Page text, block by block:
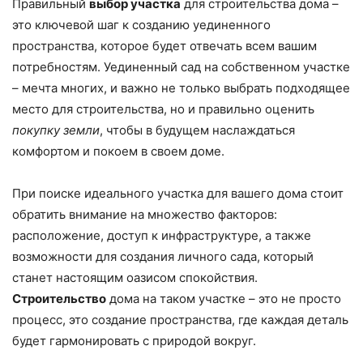
Правильный выбор участка для строительства дома –
это ключевой шаг к созданию уединенного
пространства, которое будет отвечать всем вашим
потребностям. Уединенный сад на собственном участке
– мечта многих, и важно не только выбрать подходящее
место для строительства, но и правильно оценить
покупку земли, чтобы в будущем наслаждаться
комфортом и покоем в своем доме.
При поиске идеального участка для вашего дома стоит
обратить внимание на множество факторов:
расположение, доступ к инфраструктуре, а также
возможности для создания личного сада, который
станет настоящим оазисом спокойствия.
Строительство дома на таком участке – это не просто
процесс, это создание пространства, где каждая деталь
будет гармонировать с природой вокруг.